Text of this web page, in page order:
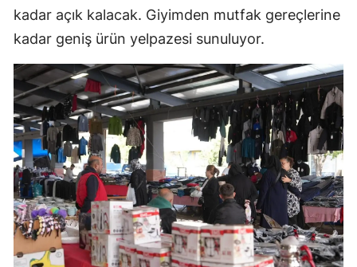
kadar açık kalacak. Giyimden mutfak gereçlerine
kadar geniş ürün yelpazesi sunuluyor.